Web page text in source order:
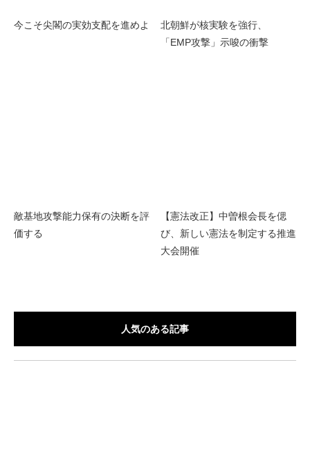
今こそ尖閣の実効支配を進めよ
北朝鮮が核実験を強行、
「EMP攻撃」示唆の衝撃
敵基地攻撃能力保有の決断を評
価する
【憲法改正】中曽根会長を偲
び、新しい憲法を制定する推進
大会開催
人気のある記事